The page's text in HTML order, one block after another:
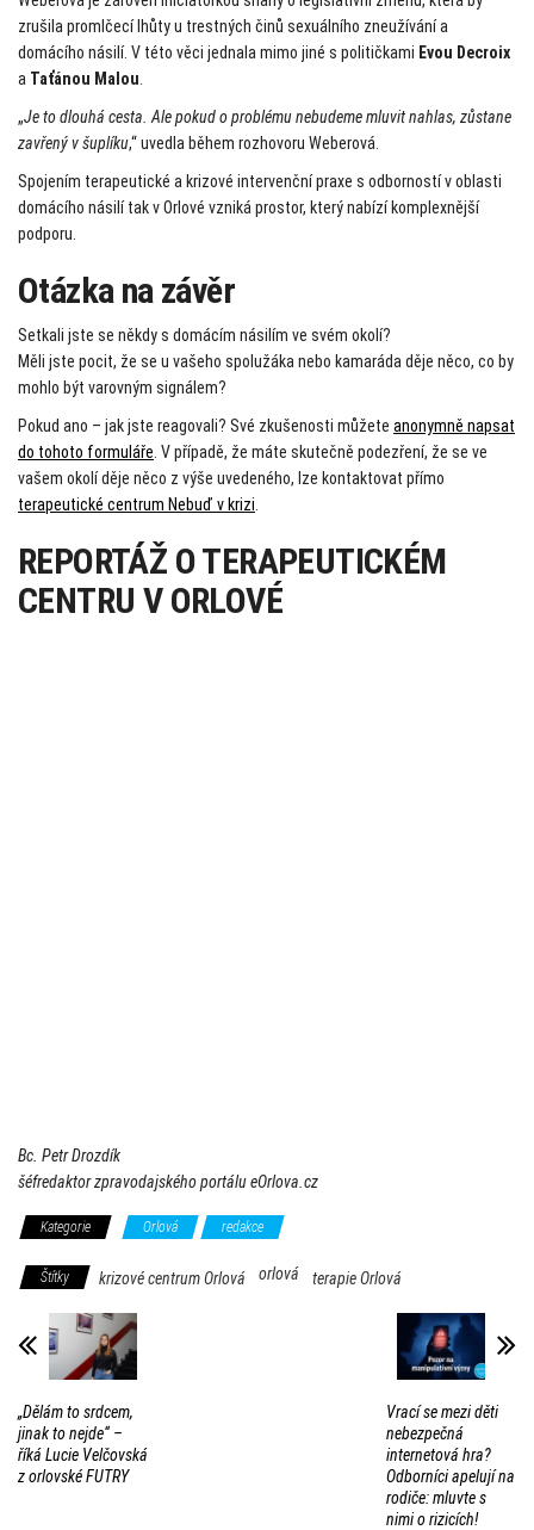
zrušila promlčecí lhůty u trestných činů sexuálního zneužívání a
domácího násilí. V této věci jednala mimo jiné s političkami Evou Decroix
a Taťánou Malou.
„Je to dlouhá cesta. Ale pokud o problému nebudeme mluvit nahlas, zůstane
zavřený v šuplíku,“ uvedla během rozhovoru Weberová.
Spojením terapeutické a krizové intervenční praxe s odborností v oblasti
domácího násilí tak v Orlové vzniká prostor, který nabízí komplexnější
podporu.
Otázka na závěr
Setkali jste se někdy s domácím násilím ve svém okolí?
Měli jste pocit, že se u vašeho spolužáka nebo kamaráda děje něco, co by
mohlo být varovným signálem?
Pokud ano – jak jste reagovali? Své zkušenosti můžete anonymně napsat
do tohoto formuláře. V případě, že máte skutečně podezření, že se ve
vašem okolí děje něco z výše uvedeného, lze kontaktovat přímo
terapeutické centrum Nebuď v krizi.
REPORTÁŽ O TERAPEUTICKÉM
CENTRU V ORLOVÉ
Bc. Petr Drozdík
šéfredaktor zpravodajského portálu eOrlova.cz
Kategorie Orlová redakce
Štítky krizové centrum Orlová orlová terapie Orlová
„Dělám to srdcem,
jinak to nejde“ –
říká Lucie Velčovská
z orlovské FUTRY
Vrací se mezi děti
nebezpečná
internetová hra?
Odborníci apelují na
rodiče: mluvte s
nimi o rizicích!